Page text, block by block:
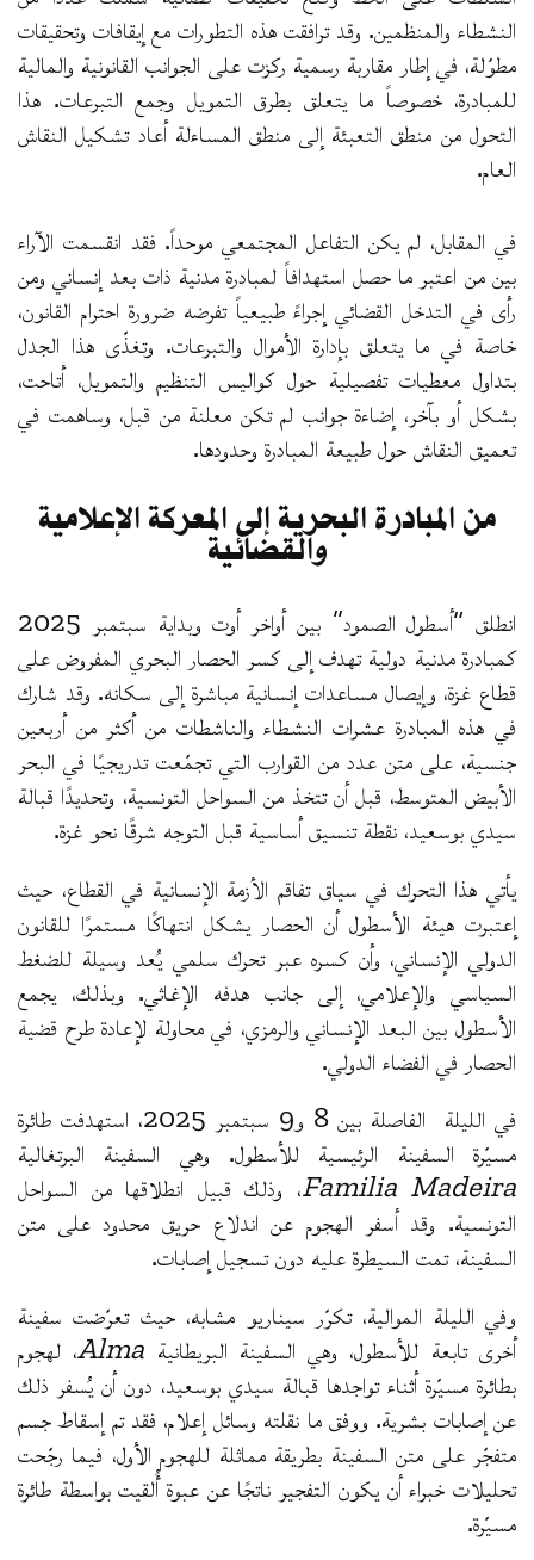
النشطاء والمنظمين. وقد ترافقت هذه التطورات مع إيقافات وتحقيقات
مطوّلة، في إطار مقاربة رسمية ركزت على الجوانب القانونية والمالية
للمبادرة، خصوصاً ما يتعلق بطرق التمويل وجمع التبرعات. هذا
التحول من منطق التعبئة إلى منطق المساءلة أعاد تشكيل النقاش
العام.
في المقابل، لم يكن التفاعل المجتمعي موحداً. فقد انقسمت الآراء
بين من اعتبر ما حصل استهدافاً لمبادرة مدنية ذات بعد إنساني ومن
رأى في التدخل القضائي إجراءً طبيعياً تفرضه ضرورة احترام القانون،
خاصة في ما يتعلق بإدارة الأموال والتبرعات. وتغذّى هذا الجدل
بتداول معطيات تفصيلية حول كواليس التنظيم والتمويل، أتاحت،
بشكل أو بآخر، إضاءة جوانب لم تكن معلنة من قبل، وساهمت في
تعميق النقاش حول طبيعة المبادرة وحدودها.
من المبادرة البحرية إلى المعركة الإعلامية
والقضائية
انطلق “أسطول الصمود” بين أواخر أوت وبداية سبتمبر 2025
كمبادرة مدنية دولية تهدف إلى كسر الحصار البحري المفروض على
قطاع غزة، وإيصال مساعدات إنسانية مباشرة إلى سكانه. وقد شارك
في هذه المبادرة عشرات النشطاء والناشطات من أكثر من أربعين
جنسية، على متن عدد من القوارب التي تجمّعت تدريجيًا في البحر
الأبيض المتوسط، قبل أن تتخذ من السواحل التونسية، وتحديدًا قبالة
سيدي بوسعيد، نقطة تنسيق أساسية قبل التوجه شرقًا نحو غزة.
يأتي هذا التحرك في سياق تفاقم الأزمة الإنسانية في القطاع، حيث
إعتبرت هيئة الأسطول أن الحصار يشكل انتهاكًا مستمرًا للقانون
الدولي الإنساني، وأن كسره عبر تحرك سلمي يُعد وسيلة للضغط
السياسي والإعلامي، إلى جانب هدفه الإغاثي. وبذلك، يجمع
الأسطول بين البعد الإنساني والرمزي، في محاولة لإعادة طرح قضية
الحصار في الفضاء الدولي.
في الليلة الفاصلة بين 8 و9 سبتمبر 2025، استهدفت طائرة
مسيّرة السفينة الرئيسية للأسطول. وهي السفينة البرتغالية
Familia Madeira، وذلك قبيل انطلاقها من السواحل
التونسية. وقد أسفر الهجوم عن اندلاع حريق محدود على متن
السفينة، تمت السيطرة عليه دون تسجيل إصابات.
وفي الليلة الموالية، تكرّر سيناريو مشابه، حيث تعرّضت سفينة
أخرى تابعة للأسطول، وهي السفينة البريطانية Alma، لهجوم
بطائرة مسيّرة أثناء تواجدها قبالة سيدي بوسعيد، دون أن يُسفر ذلك
عن إصابات بشرية. ووفق ما نقلته وسائل إعلام، فقد تم إسقاط جسم
متفجّر على متن السفينة بطريقة مماثلة للهجوم الأول، فيما رجّحت
تحليلات خبراء أن يكون التفجير ناتجًا عن عبوة أُلقيت بواسطة طائرة
مسيّرة.